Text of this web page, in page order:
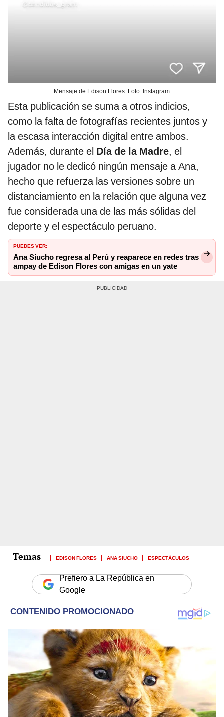
Mensaje de Edison Flores. Foto: Instagram
Esta publicación se suma a otros indicios,
como la falta de fotografías recientes juntos y
la escasa interacción digital entre ambos.
Además, durante el Día de la Madre, el
jugador no le dedicó ningún mensaje a Ana,
hecho que refuerza las versiones sobre un
distanciamiento en la relación que alguna vez
fue considerada una de las más sólidas del
deporte y el espectáculo peruano.
PUEDES VER:
Ana Siucho regresa al Perú y reaparece en redes tras
ampay de Edison Flores con amigas en un yate
EDISON FLORES ANA SIUCHO ESPECTÁCULOS
Prefiero a La República en
Google